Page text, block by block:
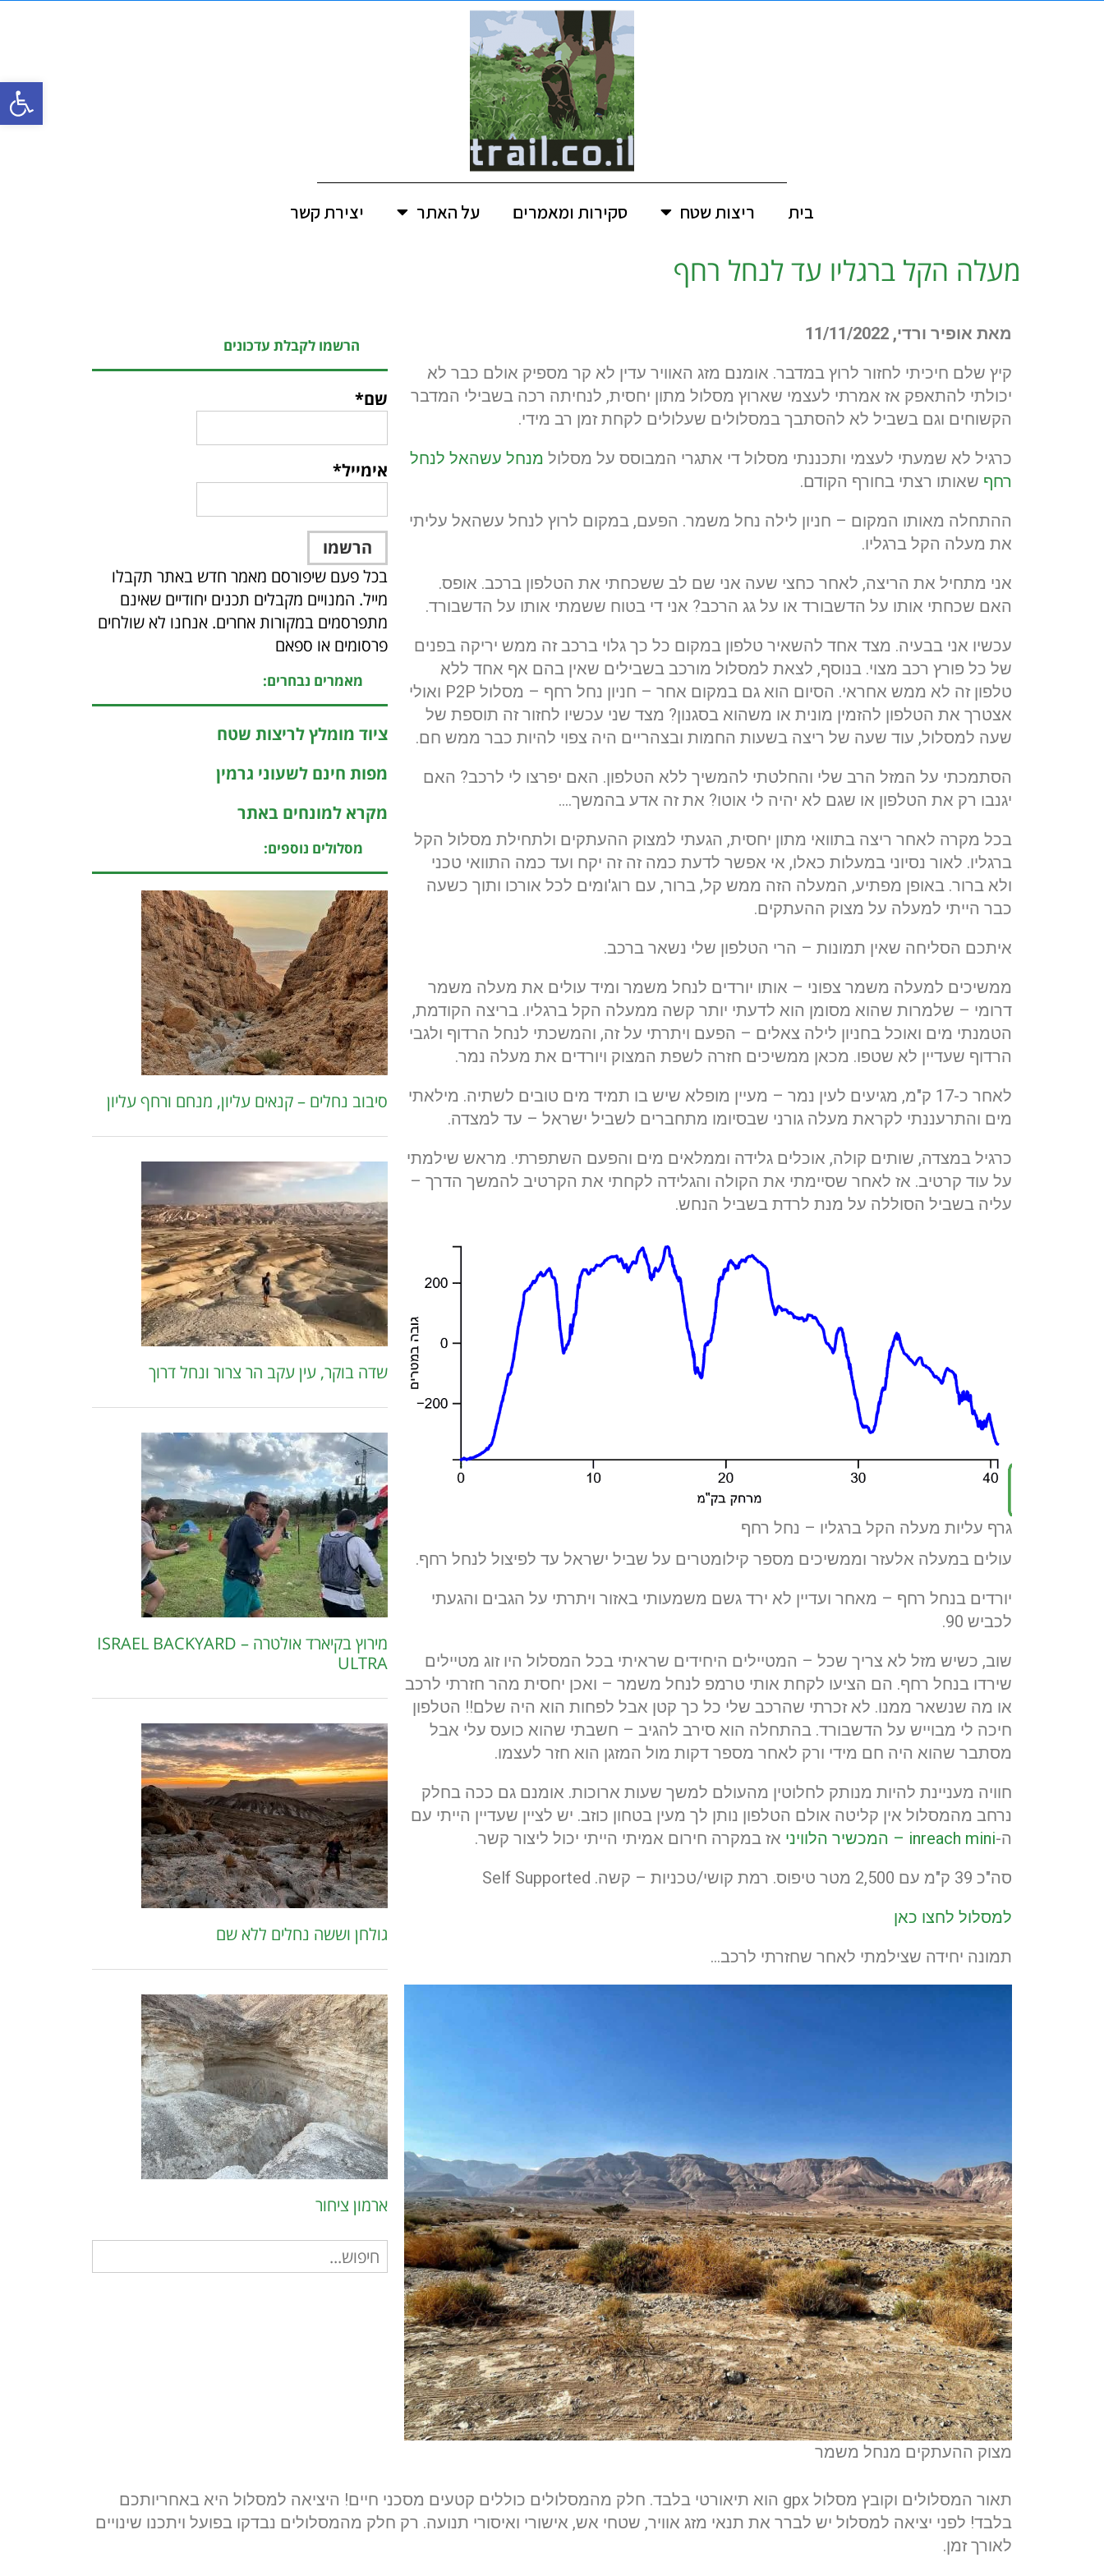
פתח
בית ריצות שטח סקירות ומאמרים על האתר יצירת קשר
מעלה הקל ברגליו עד לנחל רחף
מאת אופיר ורדי, 11/11/2022
קיץ שלם חיכיתי לחזור לרוץ במדבר. אומנם מזג האוויר עדין לא קר מספיק אולם כבר לא
יכולתי להתאפק אז אמרתי לעצמי שארוץ מסלול מתון יחסית, לנחיתה רכה בשבילי המדבר
הקשוחים וגם בשביל לא להסתבך במסלולים שעלולים לקחת זמן רב מידי.
כרגיל לא שמעתי לעצמי ותכננתי מסלול די אתגרי המבוסס על מסלול מנחל עשהאל לנחל
רחף שאותו רצתי בחורף הקודם.
ההתחלה מאותו המקום – חניון לילה נחל משמר. הפעם, במקום לרוץ לנחל עשהאל עליתי
את מעלה הקל ברגליו.
אני מתחיל את הריצה, לאחר כחצי שעה אני שם לב ששכחתי את הטלפון ברכב. אופס.
האם שכחתי אותו על הדשבורד או על גג הרכב? אני די בטוח ששמתי אותו על הדשבורד.
עכשיו אני בבעיה. מצד אחד להשאיר טלפון במקום כל כך גלוי ברכב זה ממש יריקה בפנים
של כל פורץ רכב מצוי. בנוסף, לצאת למסלול מורכב בשבילים שאין בהם אף אחד ללא
טלפון זה לא ממש אחראי. הסיום הוא גם במקום אחר – חניון נחל רחף – מסלול P2P ואולי
אצטרך את הטלפון להזמין מונית או משהוא בסגנון? מצד שני עכשיו לחזור זה תוספת של
שעה למסלול, עוד שעה של ריצה בשעות החמות ובצהריים היה צפוי להיות כבר ממש חם.
הסתמכתי על המזל הרב שלי והחלטתי להמשיך ללא הטלפון. האם יפרצו לי לרכב? האם
יגנבו רק את הטלפון או שגם לא יהיה לי אוטו? את זה אדע בהמשך….
בכל מקרה לאחר ריצה בתוואי מתון יחסית, הגעתי למצוק ההעתקים ולתחילת מסלול הקל
ברגליו. לאור נסיוני במעלות כאלו, אי אפשר לדעת כמה זה זה יקח ועד כמה התוואי טכני
ולא ברור. באופן מפתיע, המעלה הזה ממש קל, ברור, עם רוג'ומים לכל אורכו ותוך כשעה
כבר הייתי למעלה על מצוק ההעתקים.
איתכם הסליחה שאין תמונות – הרי הטלפון שלי נשאר ברכב.
ממשיכים למעלה משמר צפוני – אותו יורדים לנחל משמר ומיד עולים את מעלה משמר
דרומי – שלמרות שהוא מסומן הוא לדעתי יותר קשה ממעלה הקל ברגליו. בריצה הקודמת,
הטמנתי מים ואוכל בחניון לילה צאלים – הפעם ויתרתי על זה, והמשכתי לנחל הרדוף ולגבי
הרדוף שעדיין לא שטפו. מכאן ממשיכים חזרה לשפת המצוק ויורדים את מעלה נמר.
לאחר כ-17 ק"מ, מגיעים לעין נמר – מעיין מופלא שיש בו תמיד מים טובים לשתיה. מילאתי
מים והתרעננתי לקראת מעלה גורני שבסיומו מתחברים לשביל ישראל – עד למצדה.
כרגיל במצדה, שותים קולה, אוכלים גלידה וממלאים מים והפעם השתפרתי. מראש שילמתי
על עוד קרטיב. אז לאחר שסיימתי את הקולה והגלידה לקחתי את הקרטיב להמשך הדרך –
עליה בשביל הסוללה על מנת לרדת בשביל הנחש.
גרף עליות מעלה הקל ברגליו – נחל רחף
עולים במעלה אלעזר וממשיכים מספר קילומטרים על שביל ישראל עד לפיצול לנחל רחף.
יורדים בנחל רחף – מאחר ועדיין לא ירד גשם משמעותי באזור ויתרתי על הגבים והגעתי
לכביש 90.
שוב, כשיש מזל לא צריך שכל – המטיילים היחידים שראיתי בכל המסלול היו זוג מטיילים
שירדו בנחל רחף. הם הציעו לקחת אותי טרמפ לנחל משמר – ואכן יחסית מהר חזרתי לרכב
או מה שנשאר ממנו. לא זכרתי שהרכב שלי כל כך קטן אבל לפחות הוא היה שלם!! הטלפון
חיכה לי מבוייש על הדשבורד. בהתחלה הוא סירב להגיב – חשבתי שהוא כועס עלי אבל
מסתבר שהוא היה חם מידי ורק לאחר מספר דקות מול המזגן הוא חזר לעצמו.
חוויה מעניינת להיות מנותק לחלוטין מהעולם למשך שעות ארוכות. אומנם גם ככה בחלק
נרחב מהמסלול אין קליטה אולם הטלפון נותן לך מעין בטחון כוזב. יש לציין שעדיין הייתי עם
ה-inreach mini – המכשיר הלוויני
אז במקרה חירום אמיתי הייתי יכול ליצור קשר.
סה"כ 39 ק"מ עם 2,500 מטר טיפוס. רמת קושי/טכניות – קשה. Self Supported
למסלול לחצו כאן
תמונה יחידה שצילמתי לאחר שחזרתי לרכב…
מצוק ההעתקים מנחל משמר
הרשמו לקבלת עדכונים
שם*
אימייל*
בכל פעם שיפורסם מאמר חדש באתר תקבלו
מייל. המנויים מקבלים תכנים יחודיים שאינם
מתפרסמים במקורות אחרים. אנחנו לא שולחים
פרסומים או ספאם
מאמרים נבחרים:
ציוד מומלץ לריצות שטח
מפות חינם לשעוני גרמין
מקרא למונחים באתר
מסלולים נוספים:
סיבוב נחלים – קנאים עליון, מנחם ורחף עליון
שדה בוקר, עין עקב הר צרור ונחל דרוך
מירוץ בקיארד אולטרה – ISRAEL BACKYARD
ULTRA
גולחן וששה נחלים ללא שם
ארמון ציחור
חיפוש
עבור:
תאור המסלולים וקובץ מסלול gpx הוא תיאורטי בלבד. חלק מהמסלולים כוללים קטעים מסכני חיים! היציאה למסלול היא באחריותכם
בלבד! לפני יציאה למסלול יש לברר את תנאי מזג אוויר, שטחי אש, אישורי ואיסורי תנועה. רק חלק מהמסלולים נבדקו בפועל ויתכנו שינויים
לאורך זמן.